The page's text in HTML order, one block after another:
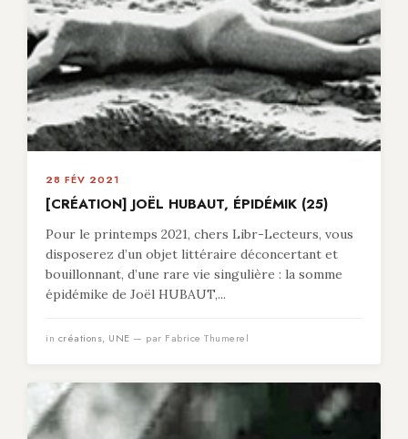
28 FÉV 2021
[CRÉATION] JOËL HUBAUT, ÉPIDÉMIK (25)
Pour le printemps 2021, chers Libr-Lecteurs, vous
disposerez d’un objet littéraire déconcertant et
bouillonnant, d’une rare vie singulière : la somme
épidémike de Joël HUBAUT,...
in créations, UNE — par Fabrice Thumerel